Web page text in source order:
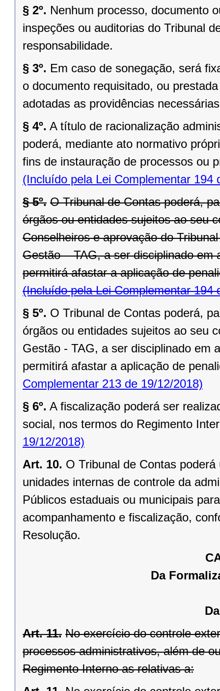
§ 2º. Nenhum processo, documento
inspeções ou auditorias do Tribunal
responsabilidade.
§ 3º. Em caso de sonegação, será
o documento requisitado, ou
adotadas as providências
§ 4º. A título de racionalização
poderá, mediante ato normativo
fins de instauração de processos ou
(Incluído pela Lei Complementar 194
§ 5º. O Tribunal de Contas poderá,
órgãos ou entidades sujeitos ao seu
Conselheiros e aprovação do
Gestão – TAG, a ser disciplinado
permitirá afastar a aplicação de
(Incluído pela Lei Complementar 194
§ 5º. O Tribunal de Contas poderá,
órgãos ou entidades sujeitos ao seu
Gestão - TAG, a ser disciplinado em
permitirá afastar a aplicação de
Complementar 213 de 19/12/2018)
§ 6º. A fiscalização poderá ser
social, nos termos do Regimento
19/12/2018)
Art. 10. O Tribunal de Contas
unidades internas de controle da
Públicos estaduais ou municipais
acompanhamento e fiscalização,
Resolução.
Da
Art. 11. No exercício do controle
processos administrativos, além de
Regimento Interno as relativas a: